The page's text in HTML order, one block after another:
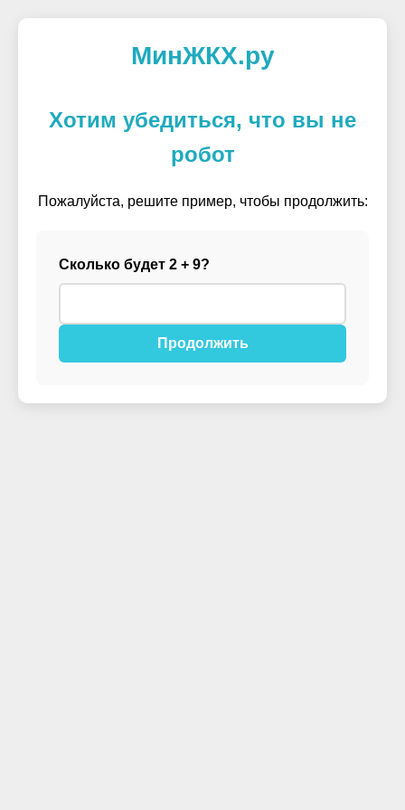
МинЖКХ.ру
Хотим убедиться, что вы не
робот
Пожалуйста, решите пример, чтобы продолжить:
Сколько будет 2 + 9?
Продолжить